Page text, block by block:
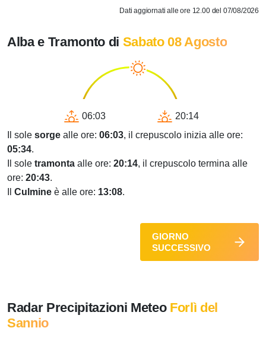
Dati aggiornati alle ore 12.00 del 07/08/2026
Alba e Tramonto di Sabato 08 Agosto
06:03
20:14
Il sole sorge alle ore: 06:03, il crepuscolo inizia alle ore:
05:34.
Il sole tramonta alle ore: 20:14, il crepuscolo termina alle
ore: 20:43.
Culmine è alle ore: 13:08.
GIORNO
SUCCESSIVO
Radar Precipitazioni Meteo Forlì del
Sannio